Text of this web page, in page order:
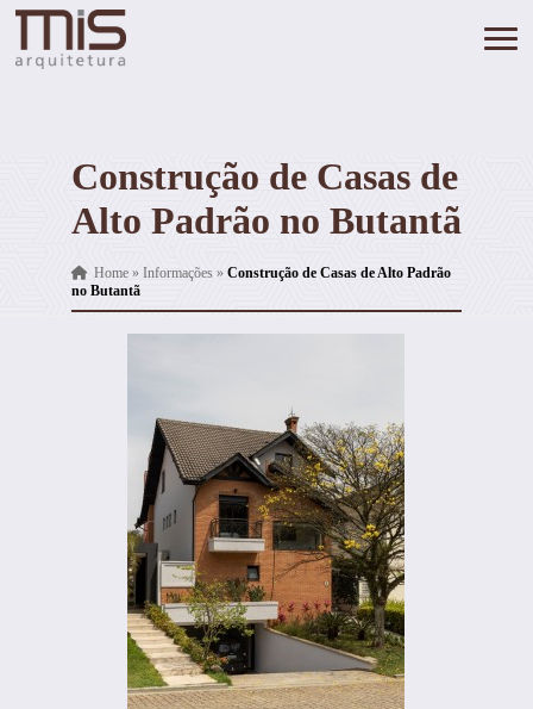
Construção de Casas de
Alto Padrão no Butantã
Home» Informações » Construção de Casas de Alto Padrão
no Butantã